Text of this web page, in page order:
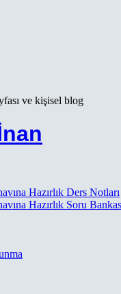
ve kişisel blog
Hazırlık Ders Notları
Hazırlık Soru